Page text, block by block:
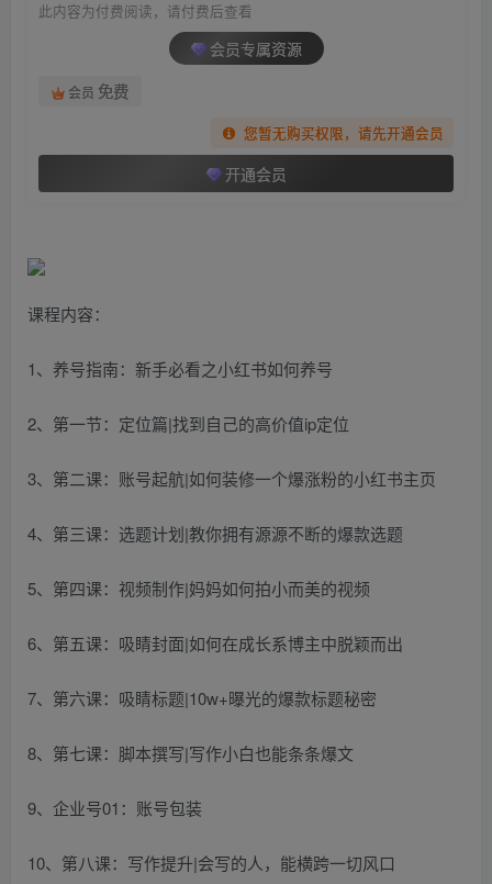
此内容为付费阅读，请付费后查看
会员专属资源
会员 免费
您暂无购买权限，请先开通会员
开通会员
课程内容：
1、养号指南：新手必看之小红书如何养号
2、第一节：定位篇|找到自己的高价值ip定位
3、第二课：账号起航|如何装修一个爆涨粉的小红书主页
4、第三课：选题计划|教你拥有源源不断的爆款选题
5、第四课：视频制作|妈妈如何拍小而美的视频
6、第五课：吸睛封面|如何在成长系博主中脱颖而出
7、第六课：吸睛标题|10w+曝光的爆款标题秘密
8、第七课：脚本撰写|写作小白也能条条爆文
9、企业号01：账号包装
10、第八课：写作提升|会写的人，能横跨一切风口